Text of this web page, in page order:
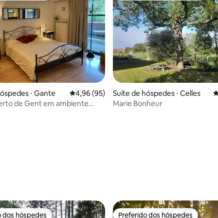
de 5, 37 avaliações
⋅ Gante 4,96 de uma avaliação média de 5, 95
4,96 (95)
de Gent em ambiente
Suíte de hóspedes ⋅ Celles
Marie Bonheur
dos hóspedes Preferido dos hóspedes